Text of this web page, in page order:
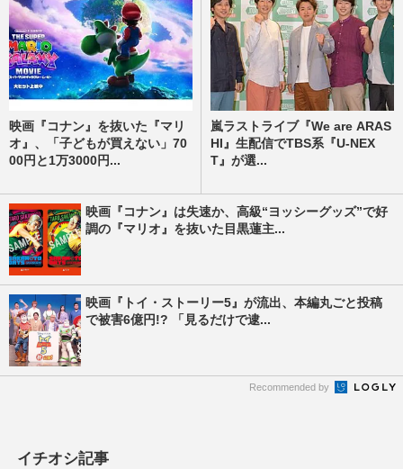
映画『コナン』を抜いた『マリ
オ』、「子どもが買えない」70
00円と1万3000円...
嵐ラストライブ『We are ARAS
HI』生配信でTBS系『U-NEX
T』が選...
映画『コナン』は失速か、高級“ヨッシーグッズ”で好
調の『マリオ』を抜いた目黒蓮主...
映画『トイ・ストーリー5』が流出、本編丸ごと投稿
で被害6億円!? 「見るだけで逮...
Recommended by
イチオシ記事